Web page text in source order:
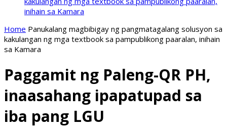
inihain sa Kamara
Home Panukalang magbibigay ng pangmatagalang solusyon sa
kakulangan ng mga textbook sa pampublikong paaralan, inihain
sa Kamara
Paggamit ng Paleng-QR PH,
inaasahang ipapatupad sa
iba pang LGU